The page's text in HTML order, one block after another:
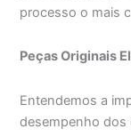
processo o mais
Peças Originais
Entendemos a
desempenho dos